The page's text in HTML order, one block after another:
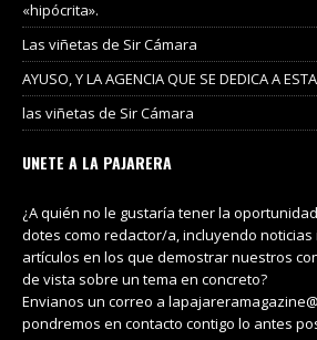
«hipócrita».
Las viñetas de Sir Cámara
AYUSO, Y LA AGENCIA QUE SE DEDICA A
las viñetas de Sir Cámara
UNETE A LA PAJARERA
¿A quién no le gustaría tener la
dotes como redactor/a, incluyendo
artículos en los que demostrar nuestros
de vista sobre un tema en concreto?
Envianos un correo a
pondremos en contacto contigo lo antes